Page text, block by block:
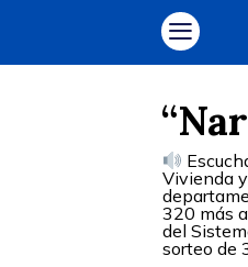
Vivienda
320 más
del
sorteo de